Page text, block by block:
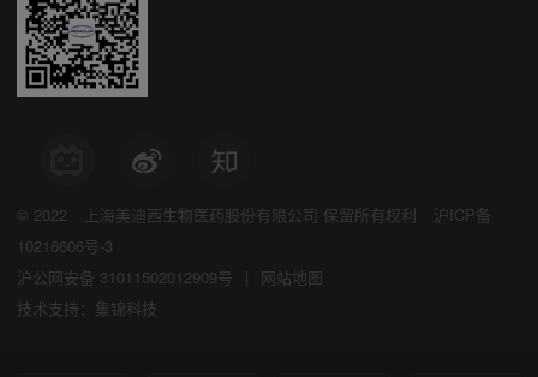
© 2022 上海美迪西生物医药股份有限公司 保留所有权利
沪ICP备
10216606号-3
沪公网安备 31011502012909号
|
网站地图
技术支持：集锦科技